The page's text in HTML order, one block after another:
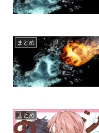
まとめ
まとめ